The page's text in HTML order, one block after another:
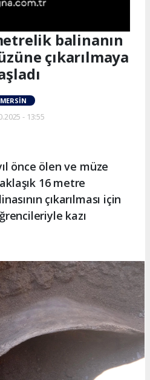
balinanın
çıkarılmaya
MERSIN
- 13:55
önce ölen ve müze
16 metre
çıkarılması için
kazı